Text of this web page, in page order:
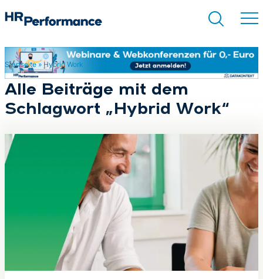
Suchen
Startseite» Hybrid Work
Alle Beiträge mit dem
Schlagwort „Hybrid Work“